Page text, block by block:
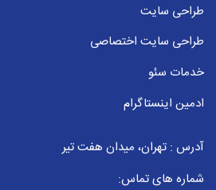
طراحی سایت
طراحی سایت اختصاصی
خدمات سئو
ادمین اینستاگرام
آدرس : تهران، میدان هفت تیر
شماره های تماس: